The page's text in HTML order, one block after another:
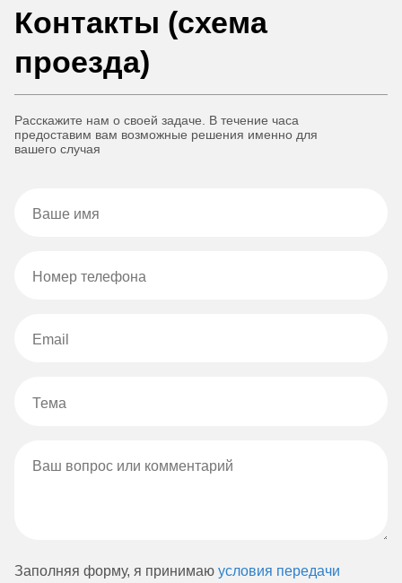
Контакты (схема
проезда)
Расскажите нам о своей задаче. В течение часа
предоставим вам возможные решения именно для
вашего случая
Заполняя форму, я принимаю условия передачи